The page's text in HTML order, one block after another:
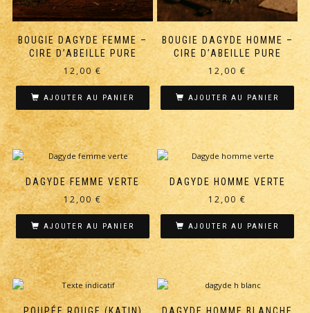
BOUGIE DAGYDE FEMME –
CIRE D’ABEILLE PURE
12,00€
AJOUTER AU PANIER
BOUGIE DAGYDE HOMME –
CIRE D’ABEILLE PURE
12,00 €
AJOUTER AU PANIER
DAGYDE FEMME VERTE
12,00 €
AJOUTER AU PANIER
DAGYDE HOMME VERTE
12,00 €
AJOUTER AU PANIER
POUPÉE ROUGE (KATIN) DAGYDE HOMME BLANCHE